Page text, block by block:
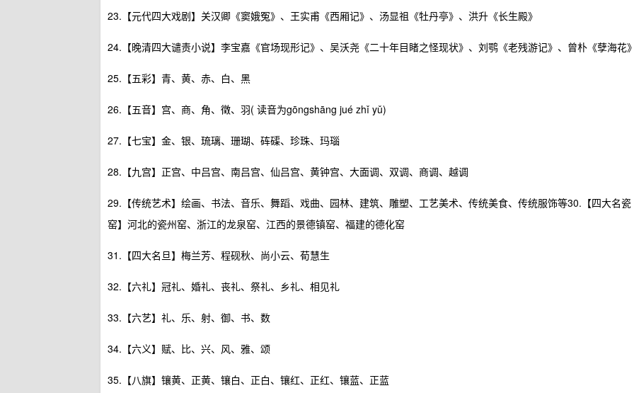
23.【元代四大戏剧】关汉卿《窦娥冤》、王实甫《西厢记》、汤显祖《牡丹亭》、洪升《长生殿》
24.【晚清四大谴责小说】李宝嘉《官场现形记》、吴沃尧《二十年目睹之怪现状》、刘鹗《老残游记》、曾朴《孽海花
25.【五彩】青、黄、赤、白、黑
26.【五音】宫、商、角、徵、羽( 读音为gōngshāng jué zhǐ yǔ)
27.【七宝】金、银、琉璃、珊瑚、砗磲、珍珠、玛瑙
28.【九宫】正宫、中吕宫、南吕宫、仙吕宫、黄钟宫、大面调、双调、商调、越调
29.【传统艺术】绘画、书法、音乐、舞蹈、戏曲、园林、建筑、雕塑、工艺美术、传统美食、传统服饰等30.【四大名瓷
窑】河北的瓷州窑、浙江的龙泉窑、江西的景德镇窑、福建的德化窑
31.【四大名旦】梅兰芳、程砚秋、尚小云、荀慧生
32.【六礼】冠礼、婚礼、丧礼、祭礼、乡礼、相见礼
33.【六艺】礼、乐、射、御、书、数
34.【六义】赋、比、兴、风、雅、颂
35.【八旗】镶黄、正黄、镶白、正白、镶红、正红、镶蓝、正蓝